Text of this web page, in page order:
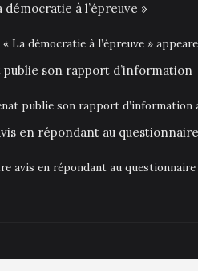
démocratie à l’épreuve »
La démocratie à l’épreuve »
son rapport d’information
publie son rapport d’information
en répondant au questionnaire
avis en répondant au